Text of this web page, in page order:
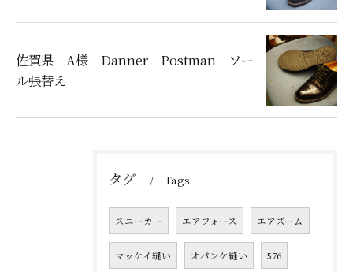
佐賀県 A様 Danner Postman ソー
ル張替え
タグ Tags
スニーカー エアフォース エアズーム
マッケイ縫い オパンケ縫い 576